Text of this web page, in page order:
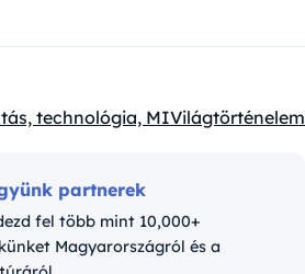
technológia, MIVilágtörténelem
partnerek
fel több mint 10,000+
Magyarországról és a